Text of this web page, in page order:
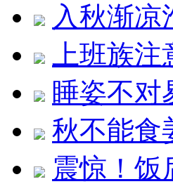
入秋渐凉
上班族
睡姿不对
秋不能食
震惊！饭